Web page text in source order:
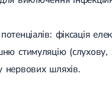
фіксація
стимуляцію (слухову,
нервових шляхів.